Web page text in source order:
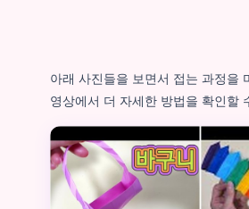
아래 사진들을 보면서 접는 과정을
영상에서 더 자세한 방법을 확인할